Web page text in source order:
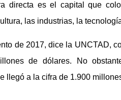
directa es el capital que
las industrias, la
de 2017, dice la UNCTAD,
de dólares. No
llegó a la cifra de 1.900